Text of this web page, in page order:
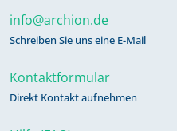
Urkunden der
Kirchengemeinde
info@archion.de
Schreiben Sie uns eine E-Mail
Kontaktformular
Direkt Kontakt aufnehmen